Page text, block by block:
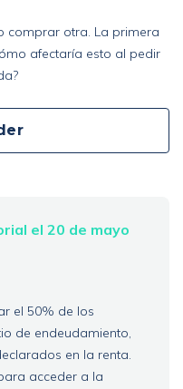
comprar otra. La primera
afectaría esto al pedir
el 20 de mayo
el 50% de los
de endeudamiento,
en la renta.
acceder a la